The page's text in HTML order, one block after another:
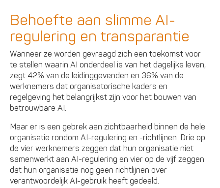
Behoefte aan slimme AI-
regulering en transparantie
Wanneer ze worden gevraagd zich een toekomst voor
te stellen waarin AI onderdeel is van het dagelijks leven,
zegt 42% van de leidinggevenden en 36% van de
werknemers dat organisatorische kaders en
regelgeving het belangrijkst zijn voor het bouwen van
betrouwbare AI.
Maar er is een gebrek aan zichtbaarheid binnen de hele
organisatie rondom AI-regulering en -richtlijnen. Drie op
de vier werknemers zeggen dat hun organisatie niet
samenwerkt aan AI-regulering en vier op de vijf zeggen
dat hun organisatie nog geen richtlijnen over
verantwoordelijk AI-gebruik heeft gedeeld.